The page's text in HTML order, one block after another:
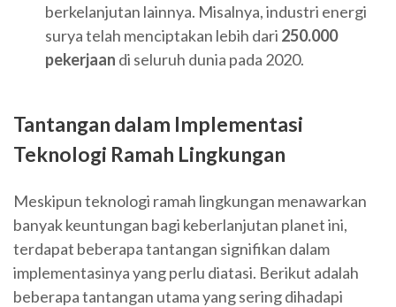
berkelanjutan lainnya. Misalnya, industri energi
surya telah menciptakan lebih dari 250.000
pekerjaan di seluruh dunia pada 2020.
Tantangan dalam Implementasi
Teknologi Ramah Lingkungan
Meskipun teknologi ramah lingkungan menawarkan
banyak keuntungan bagi keberlanjutan planet ini,
terdapat beberapa tantangan signifikan dalam
implementasinya yang perlu diatasi. Berikut adalah
beberapa tantangan utama yang sering dihadapi